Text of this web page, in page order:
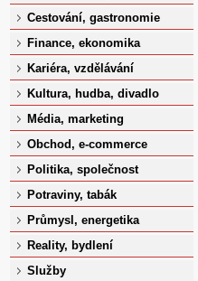
Cestování, gastronomie
Finance, ekonomika
Kariéra, vzdělávání
Kultura, hudba, divadlo
Média, marketing
Obchod, e-commerce
Politika, společnost
Potraviny, tabák
Průmysl, energetika
Reality, bydlení
Služby